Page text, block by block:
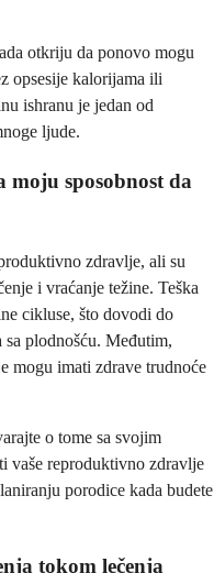
otkriju da ponovo mogu
opsesije kalorijama ili
ishranu je jedan od
ljude.
moju sposobnost da
zdravlje, ali su
i vraćanje težine. Teška
cikluse, što dovodi do
plodnošću. Međutim,
mogu imati zdrave trudnoće
o tome sa svojim
vaše reproduktivno zdravlje
porodice kada budete
tokom lečenja